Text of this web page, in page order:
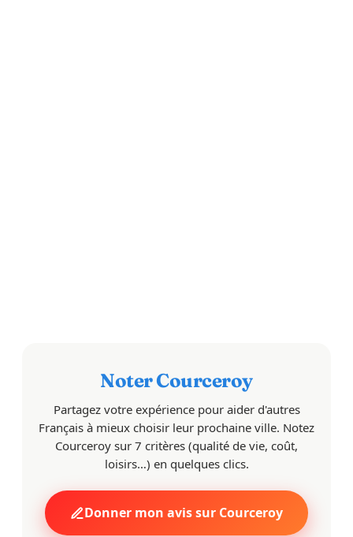
Noter Courceroy
Partagez votre expérience pour aider d'autres
Français à mieux choisir leur prochaine ville. Notez
Courceroy sur 7 critères (qualité de vie, coût,
loisirs…) en quelques clics.
Donner mon avis sur Courceroy